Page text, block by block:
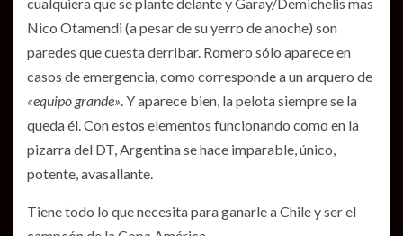
Nico Otamendi (a pesar de su yerro de anoche) son
paredes que cuesta derribar. Romero sólo aparece en
casos de emergencia, como corresponde a un arquero de
«equipo grande». Y aparece bien, la pelota siempre se la
queda él. Con estos elementos funcionando como en la
pizarra del DT, Argentina se hace imparable, único,
potente, avasallante.
Tiene todo lo que necesita para ganarle a Chile y ser el